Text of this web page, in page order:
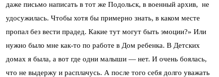
даже письмо написать в тот же Подольск, в военный архив, не
удосужилась. Чтобы хотя бы примерно знать, в каком месте
пропал без вести прадед. Какие тут могут быть эмоции?» Или
нужно было мне как-то по работе в Дом ребенка. В Детских
домах я была, а вот где одни малыши — нет. И очень боялась,
что не выдержу и расплачусь. А после того себя долго уважать